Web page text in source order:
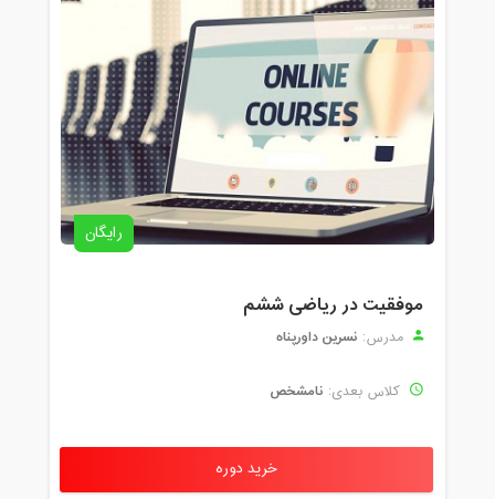
رایگان
موفقیت در ریاضی ششم
مدرس: نسرین داورپناه
کلاس بعدی: نامشخص
خرید دوره